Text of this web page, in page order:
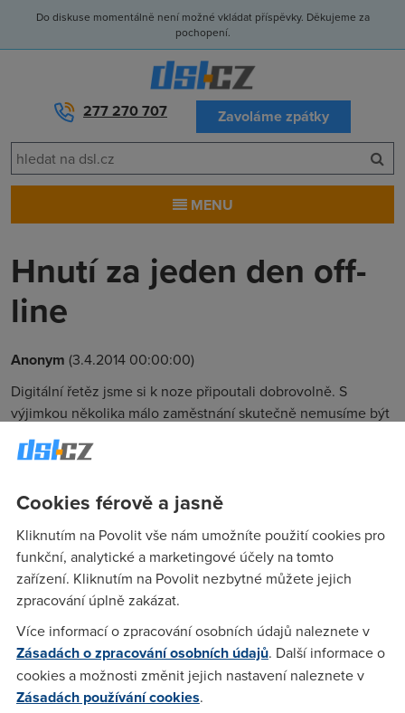
Do diskuse momentálně není možné vkládat příspěvky. Děkujeme za
pochopení.
277 270 707 Zavoláme zpátky
MENU
Hnutí za jeden den off-
line
Anonym (3.4.2014 00:00:00)
Digitální řetěz jsme si k noze připoutali dobrovolně. S
výjimkou několika málo zaměstnání skutečně nemusíme být
k dispozici 24 hodin denně a 7 dní v týdnu. Ale chceme být.
60 procent lidí si bere mobil nebo tablet na záchod, dvacet
partner/ka u toho neroztrhne jak hada, je jiná otázka.
jinnai(3.4.2014 21:56:33)
Je to hezký na víkend odložit laptop, tablet, telefon a celej
víkend někde daleko od civilizace chlastat. Ale pak z toho v
pondělí bolí hlava a peněženka je prázdná.
Franta(4.4.2014 16:47:05)
Cookies férově a jasně
Kliknutím na Povolit vše nám umožníte použití cookies pro
funkční, analytické a marketingové účely na tomto
zařízení. Kliknutím na Povolit nezbytné můžete jejich
zpracování úplně zakázat.
Více informací o zpracování osobních údajů naleznete v
Zásadách o zpracování osobních údajů. Další informace o
cookies a možnosti změnit jejich nastavení naleznete v
Zásadách používání cookies.